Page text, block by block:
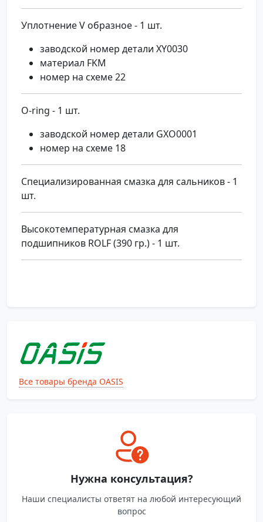
Уплотнение V образное - 1 шт.
заводской номер детали XY0030
материал FKM
номер на схеме 22
O-ring - 1 шт.
заводской номер детали GXO0001
номер на схеме 18
Специализированная смазка для сальников - 1
шт.
Высокотемпературная смазка для
подшипников ROLF (390 гр.) - 1 шт.
Все товары бренда OASIS
Нужна консультация?
Наши специалисты ответят на любой интересующий
вопрос